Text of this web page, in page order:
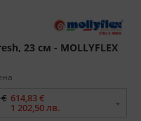
23 см - MOLLYFLEX
€ 614,83 €
1 202,50 лв.